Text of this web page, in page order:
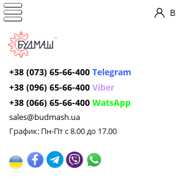
+38 (073) 65-66-400 Telegram
+38 (096) 65-66-400 Viber
+38 (066) 65-66-400 WatsApp
sales@budmash.ua
График: Пн-Пт с 8.00 до 17.00